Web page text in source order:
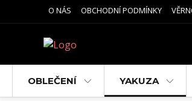
O NÁS OBCHODNÍ PODMÍNKY
OBLEČENÍ YAKUZA